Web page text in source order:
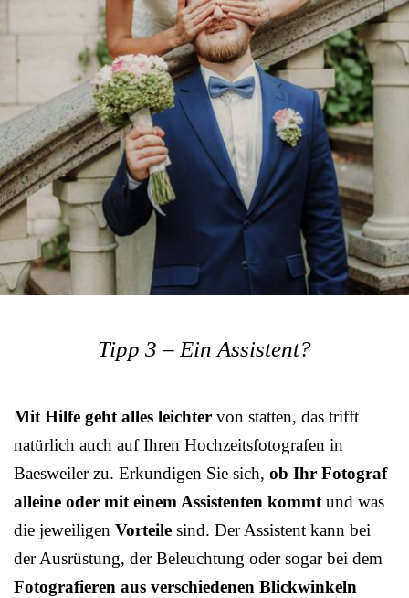
Tipp 3 – Ein Assistent?
Mit Hilfe geht alles leichter von statten, das trifft
natürlich auch auf Ihren Hochzeitsfotografen in
Baesweiler zu. Erkundigen Sie sich, ob Ihr Fotograf
alleine oder mit einem Assistenten kommt und was
die jeweiligen Vorteile sind. Der Assistent kann bei
der Ausrüstung, der Beleuchtung oder sogar bei dem
Fotografieren aus verschiedenen Blickwinkeln